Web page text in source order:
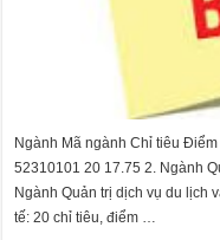
Ngành Mã ngành Chỉ tiêu
52310101 20 17.75 2. Ngành
Ngành Quản trị dịch vụ du lịch
tế: 20 chỉ tiêu, điểm …